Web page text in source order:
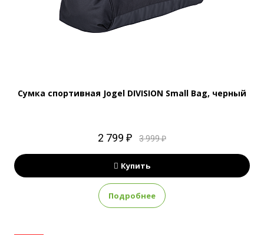
Сумка спортивная Jogel DIVISION Small Bag, черный
2 799 ₽ 3 999 ₽
Купить
Подробнее